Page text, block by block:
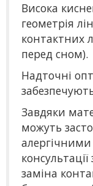
Висока
геометрія
контактних
перед сном).
Надточні
Завдяки
можуть
заміна